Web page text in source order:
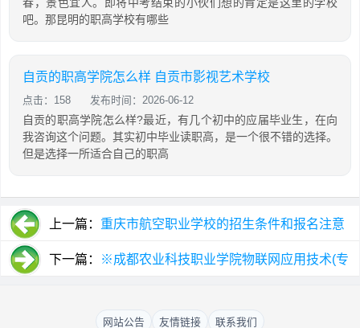
吧。那昆明的职高学校有哪些
自贡的职高学院怎么样 自贡市影视艺术学校
点击：158 发布时间：2026-06-12
自贡的职高学院怎么样?最近，有几个初中的应届毕业生，在向
我咨询这个问题。其实初中毕业读职高，是一个很不错的选择。
但是选择一所适合自己的职高
上一篇： 重庆市航空职业学校的招生条件和报名注意
事项 下一篇： ※成都农业科技职业学院物联网应用技术(专
网站公告 友情链接 联系我们